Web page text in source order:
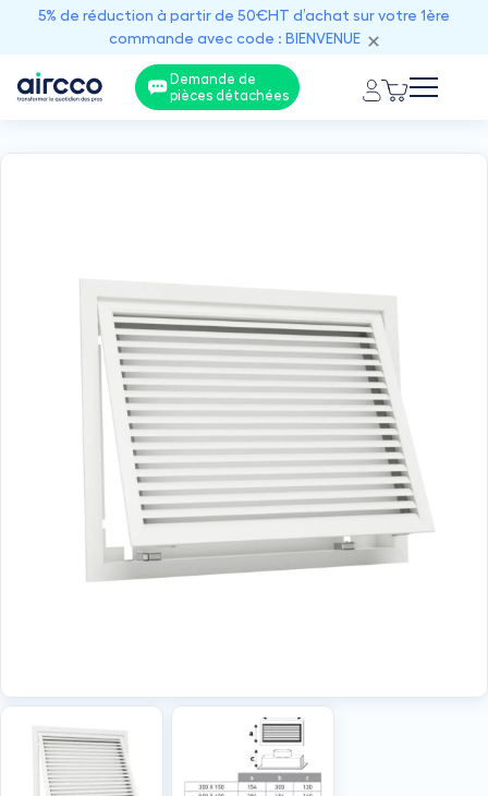
5% de réduction à partir de 50€HT d’achat sur votre 1ère
commande avec code : BIENVENUE
Demande de
pièces détachées